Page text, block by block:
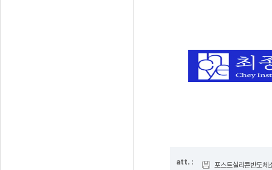
att. : 포스트실리콘반도